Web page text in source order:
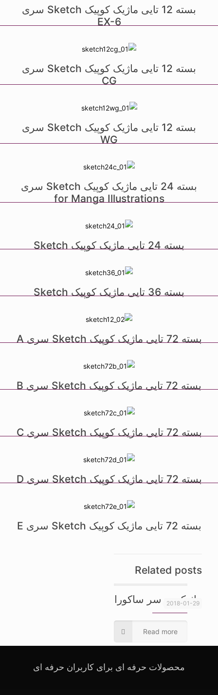
بسته 12 تایی ماژیک کوپیک Sketch سری
EX-6
بسته 12 تایی ماژیک کوپیک Sketch سری
CG
بسته 12 تایی ماژیک کوپیک Sketch سری
WG
بسته 24 تایی ماژیک کوپیک Sketch سری
for Manga Illustrations
بسته 24 تایی ماژیک کوپیک Sketch
بسته 36 تایی ماژیک کوپیک Sketch
بسته 72 تایی ماژیک کوپیک Sketch سری A
بسته 72 تایی ماژیک کوپیک Sketch سری B
بسته 72 تایی ماژیک کوپیک Sketch سری C
بسته 72 تایی ماژیک کوپیک Sketch سری D
بسته 72 تایی ماژیک کوپیک Sketch سری E
Related posts
2018-01-29
ماژیک دو سر ساکورا
Read more
محصولات حرفه ای برای کاربران حرفه ای